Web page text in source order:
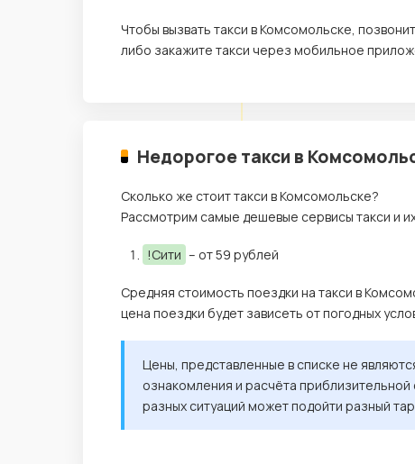
Чтобы вызвать такси в Комсомольске,
либо закажите такси через мобильное
Недорогое такси в
Сколько же стоит такси в Комсомольске?
Рассмотрим самые дешевые сервисы такси и
!Сити – от 59 рублей
Средняя стоимость поездки на такси в
цена поездки будет зависеть от погодных
Цены, представленные в списке не
ознакомления и расчёта
разных ситуаций может подойти разный